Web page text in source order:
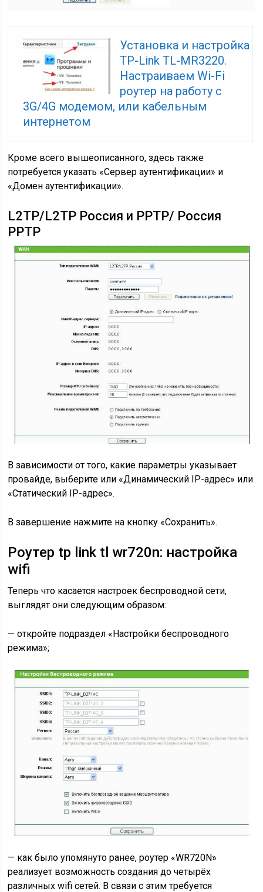
Установка и настройка
TP-Link TL-MR3220.
Настраиваем Wi-Fi
роутер на работу с
3G/4G модемом, или кабельным
интернетом
Кроме всего вышеописанного, здесь также
потребуется указать «Сервер аутентификации» и
«Домен аутентификации».
L2TP/L2TP Россия и PPTP/ Россия
PPTP
В зависимости от того, какие параметры указывает
провайде, выберите или «Динамический IP-адрес» или
«Статический IP-адрес».
В завершение нажмите на кнопку «Сохранить».
Роутер tp link tl wr720n: настройка
wifi
Теперь что касается настроек беспроводной сети,
выглядят они следующим образом:
— откройте подраздел «Настройки беспроводного
режима»;
— как было упомянуто ранее, роутер «WR720N»
реализует возможность создания до четырёх
различных wifi сетей. В связи с этим требуется